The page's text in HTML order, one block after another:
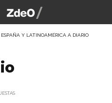
Y LATINOAMÉRICA A DIARIO